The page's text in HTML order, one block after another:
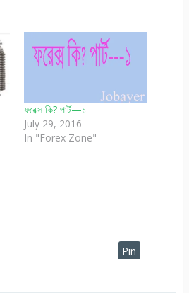
ফরেক্স কি? পার্ট—১
July 29, 2016
In "Forex Zone"
Pin